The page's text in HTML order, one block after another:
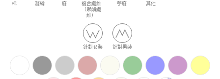
棉 滌綸 麻
複合纖維
（聚酯纖
維）
苧麻 其他
針對女裝 針對男裝